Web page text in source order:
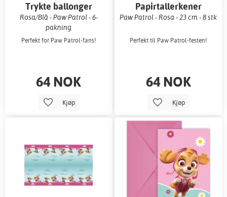
Trykte ballonger
Rosa/Blå - Paw Patrol - 6-
pakning
Perfekt for Paw Patrol-fans!
64 NOK
Kjøp
Papirtallerkener
Paw Patrol - Rosa - 23 cm - 8 stk
Perfekt til Paw Patrol-festen!
64 NOK
Kjøp